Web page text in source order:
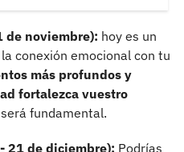
de noviembre): hoy es un
conexión emocional con tu
más profundos y
fortalezca vuestro
fundamental.
21 de diciembre): Podrías